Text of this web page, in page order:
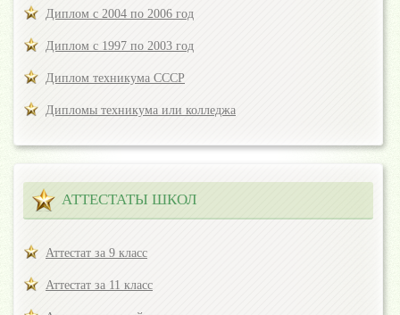
Диплом с 2004 по 2006 год
Диплом с 1997 по 2003 год
Диплом техникума СССР
Дипломы техникума или колледжа
АТТЕСТАТЫ ШКОЛ
Аттестат за 9 класс
Аттестат за 11 класс